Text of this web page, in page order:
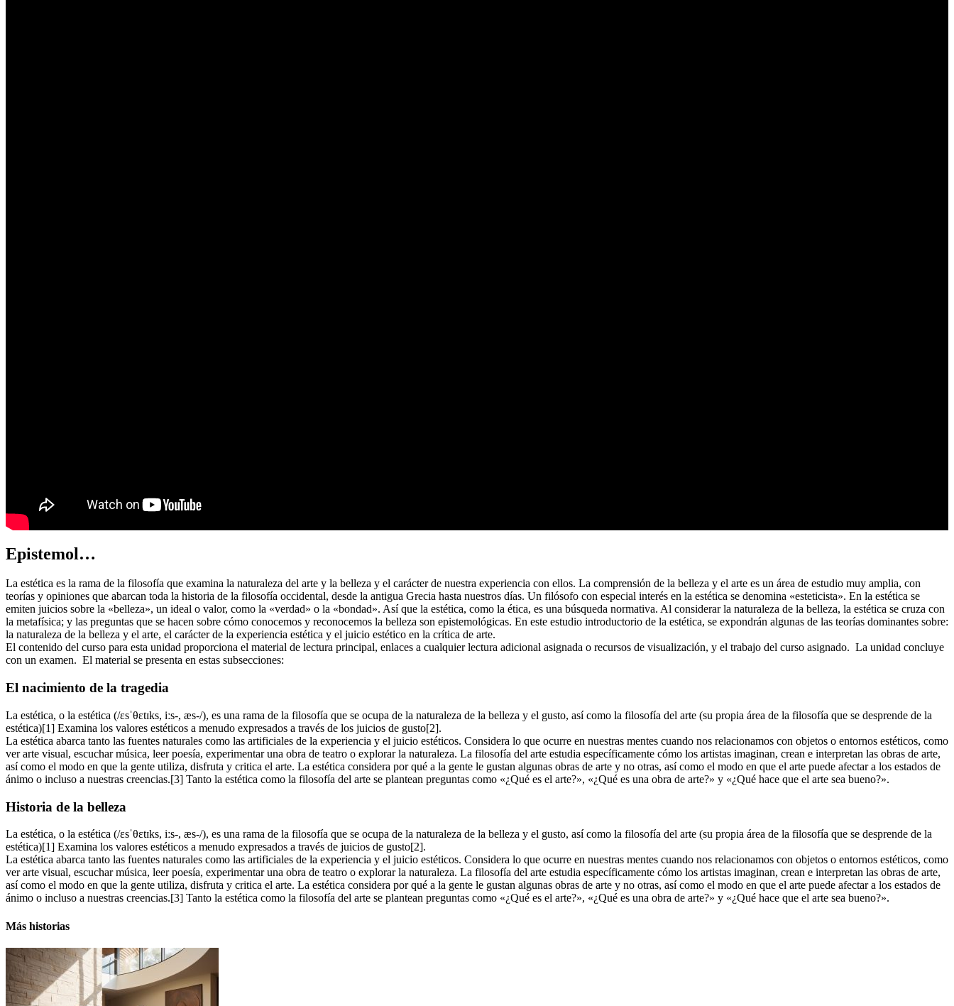
Epistemol…
La estética es la rama de la filosofía que examina la naturaleza del arte y la belleza y el carácter de nuestra experiencia con ellos. La comprensión de la belleza y el arte es un área de estudio muy amplia, con
teorías y opiniones que abarcan toda la historia de la filosofía occidental, desde la antigua Grecia hasta nuestros días. Un filósofo con especial interés en la estética se denomina «esteticista». En la estética se
emiten juicios sobre la «belleza», un ideal o valor, como la «verdad» o la «bondad». Así que la estética, como la ética, es una búsqueda normativa. Al considerar la naturaleza de la belleza, la estética se cruza con
la metafísica; y las preguntas que se hacen sobre cómo conocemos y reconocemos la belleza son epistemológicas. En este estudio introductorio de la estética, se expondrán algunas de las teorías dominantes sobre:
la naturaleza de la belleza y el arte, el carácter de la experiencia estética y el juicio estético en la crítica de arte.
El contenido del curso para esta unidad proporciona el material de lectura principal, enlaces a cualquier lectura adicional asignada o recursos de visualización, y el trabajo del curso asignado. La unidad concluye
con un examen. El material se presenta en estas subsecciones:
El nacimiento de la tragedia
La estética, o la estética (/ɛsˈθɛtɪks, iːs-, æs-/), es una rama de la filosofía que se ocupa de la naturaleza de la belleza y el gusto, así como la filosofía del arte (su propia área de la filosofía que se desprende de la
estética)[1] Examina los valores estéticos a menudo expresados a través de los juicios de gusto[2].
La estética abarca tanto las fuentes naturales como las artificiales de la experiencia y el juicio estéticos. Considera lo que ocurre en nuestras mentes cuando nos relacionamos con objetos o entornos estéticos, como
ver arte visual, escuchar música, leer poesía, experimentar una obra de teatro o explorar la naturaleza. La filosofía del arte estudia específicamente cómo los artistas imaginan, crean e interpretan las obras de arte,
así como el modo en que la gente utiliza, disfruta y critica el arte. La estética considera por qué a la gente le gustan algunas obras de arte y no otras, así como el modo en que el arte puede afectar a los estados de
ánimo o incluso a nuestras creencias.[3] Tanto la estética como la filosofía del arte se plantean preguntas como «¿Qué es el arte?», «¿Qué es una obra de arte?» y «¿Qué hace que el arte sea bueno?».
Historia de la belleza
La estética, o la estética (/ɛsˈθɛtɪks, iːs-, æs-/), es una rama de la filosofía que se ocupa de la naturaleza de la belleza y el gusto, así como la filosofía del arte (su propia área de la filosofía que se desprende de la
estética)[1] Examina los valores estéticos a menudo expresados a través de juicios de gusto[2].
La estética abarca tanto las fuentes naturales como las artificiales de la experiencia y el juicio estéticos. Considera lo que ocurre en nuestras mentes cuando nos relacionamos con objetos o entornos estéticos, como
ver arte visual, escuchar música, leer poesía, experimentar una obra de teatro o explorar la naturaleza. La filosofía del arte estudia específicamente cómo los artistas imaginan, crean e interpretan las obras de arte,
así como el modo en que la gente utiliza, disfruta y critica el arte. La estética considera por qué a la gente le gustan algunas obras de arte y no otras, así como el modo en que el arte puede afectar a los estados de
ánimo o incluso a nuestras creencias.[3] Tanto la estética como la filosofía del arte se plantean preguntas como «¿Qué es el arte?», «¿Qué es una obra de arte?» y «¿Qué hace que el arte sea bueno?».
Más historias